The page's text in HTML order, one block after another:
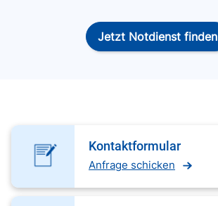
Jetzt Notdienst finden
Kontaktformular
Anfrage schicken